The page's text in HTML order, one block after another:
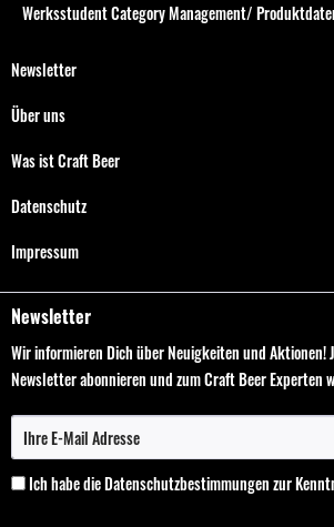
Werksstudent Category Management/
Newsletter
Über uns
Was ist Craft Beer
Datenschutz
Impressum
Newsletter
Wir informieren Dich über Neuigkeiten und Aktionen!
Newsletter abonnieren und zum Craft Beer Experten
Ich habe dieDatenschutzbestimmungenzur